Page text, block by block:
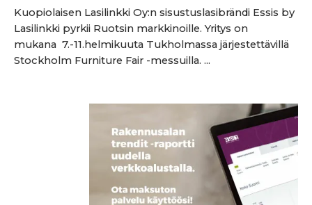
Kuopiolaisen Lasilinkki Oy:n sisustuslasibrändi Essis by
Lasilinkki pyrkii Ruotsin markkinoille. Yritys on
mukana 7.-11.helmikuuta Tukholmassa järjestettävillä
Stockholm Furniture Fair -messuilla. ...